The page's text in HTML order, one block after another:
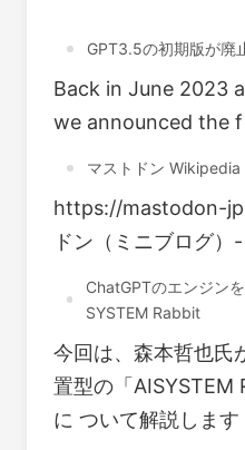
GPT3.5の初期版が廃
Back in June 2023
we announced the
マストドン Wikipedia
https://mastodon-
ドン（ミニブログ
ChatGPTのエンジン
SYSTEM Rabbit
今回は、森本哲也氏
置型の「AISYSTEM
に ついて解説しま